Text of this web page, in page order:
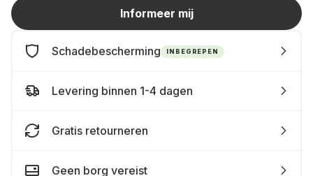
Informeer mij
Schadebescherming INBEGREPEN
Levering binnen 1-4 dagen
Gratis retourneren
Geen borg vereist